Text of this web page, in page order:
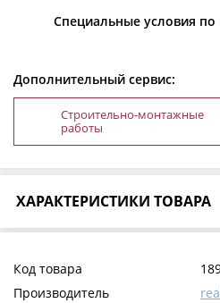
Специальные условия по
Дополнительный сервис:
Строительно-монтажные
работы
ХАРАКТЕРИСТИКИ ТОВАРА
Код товара
Производитель